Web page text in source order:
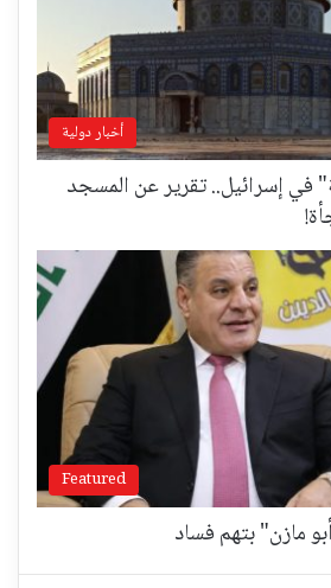
أخبار دولية
في إسرائيل.. تقرير عن المسجد
Featured
مازن" بتهم فساد